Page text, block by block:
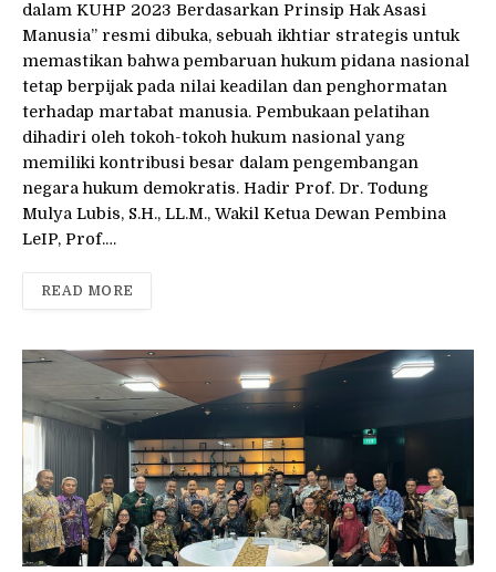
dalam KUHP 2023 Berdasarkan Prinsip Hak Asasi
Manusia” resmi dibuka, sebuah ikhtiar strategis untuk
memastikan bahwa pembaruan hukum pidana nasional
tetap berpijak pada nilai keadilan dan penghormatan
terhadap martabat manusia. Pembukaan pelatihan
dihadiri oleh tokoh-tokoh hukum nasional yang
memiliki kontribusi besar dalam pengembangan
negara hukum demokratis. Hadir Prof. Dr. Todung
Mulya Lubis, S.H., LL.M., Wakil Ketua Dewan Pembina
LeIP, Prof.…
READ MORE